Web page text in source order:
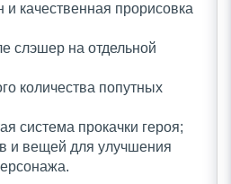
и качественная прорисовка
слэшер на отдельной
количества попутных
система прокачки героя;
и вещей для улучшения